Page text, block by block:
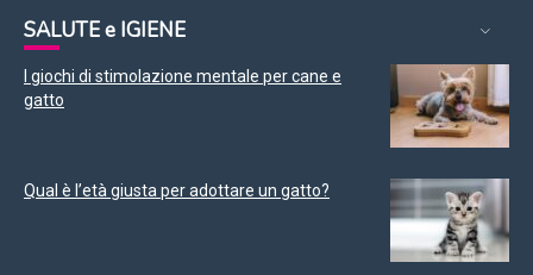
SALUTE e IGIENE
I giochi di stimolazione mentale per cane e
gatto
Qual è l’età giusta per adottare un gatto?